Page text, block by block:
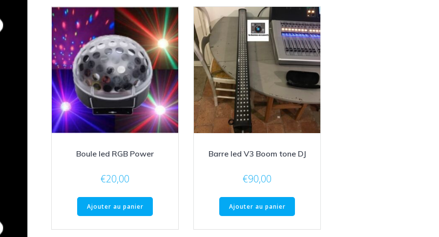
Boule led RGB Power
€20,00
Ajouter au panier
Barre led V3 Boom tone DJ
€90,00
Ajouter au panier